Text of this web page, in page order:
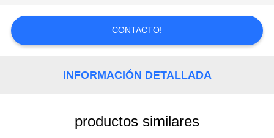
SITIO
POLÍTICAS
CONTACTO!
INFORMACIÓN DETALLADA
productos similares